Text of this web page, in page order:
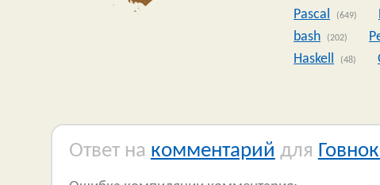
Pascal (649)
bash (202)
Haskell (48)
Ответ на комментарий для